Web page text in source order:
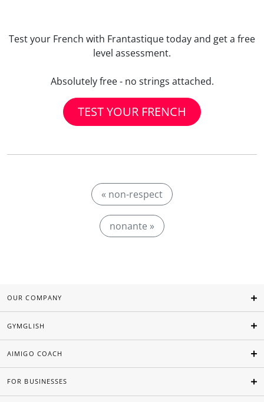
Test your French with Frantastique today and get a free
level assessment.
Absolutely free - no strings attached.
TEST YOUR FRENCH
« non-respect
nonante »
OUR COMPANY
GYMGLISH
AIMIGO COACH
FOR BUSINESSES